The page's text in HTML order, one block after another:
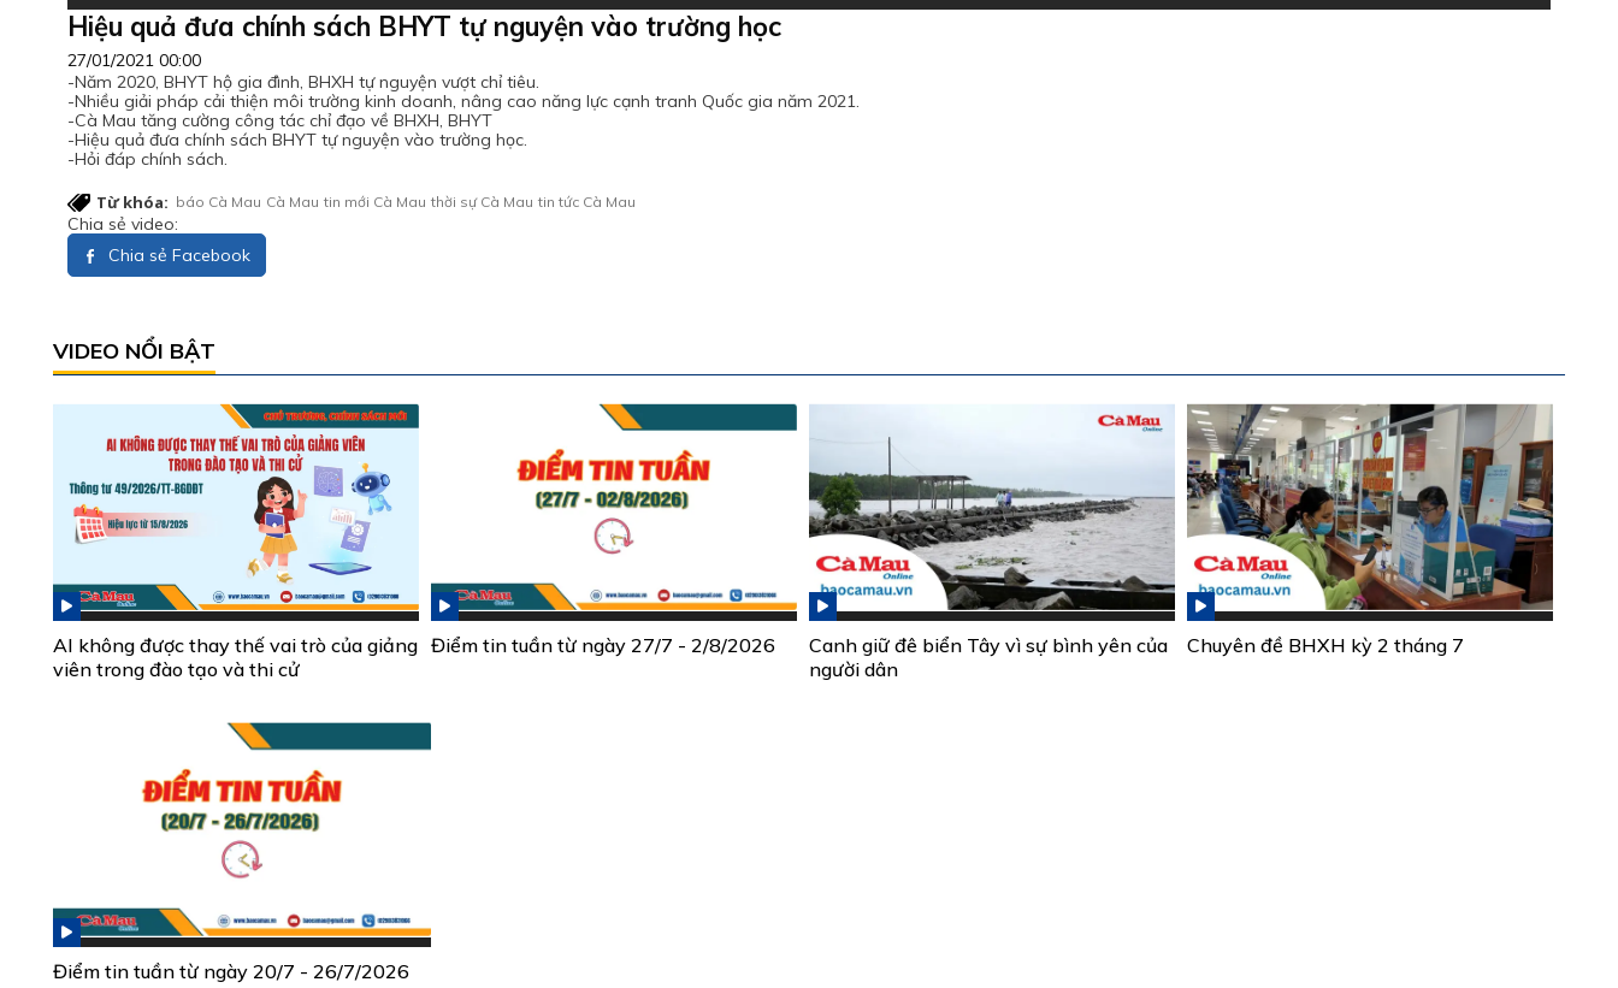
Hiệu quả đưa chính sách BHYT tự nguyện vào trường học
27/01/2021 00:00
-Năm 2020, BHYT hộ gia đình, BHXH tự nguyện vượt chỉ tiêu.
-Nhiều giải pháp cải thiện môi trường kinh doanh, nâng cao năng lực cạnh tranh Quốc gia năm 2021.
-Cà Mau tăng cường công tác chỉ đạo về BHXH, BHYT
-Hiệu quả đưa chính sách BHYT tự nguyện vào trường học.
-Hỏi đáp chính sách.
Từ khóa: báo Cà Mau Cà Mau tin mới Cà Mau thời sự Cà Mau tin tức Cà Mau
Chia sẻ video:
Chia sẻ Facebook
VIDEO NỔI BẬT
AI không được thay thế vai trò của giảng
viên trong đào tạo và thi cử
Điểm tin tuần từ ngày 27/7 - 2/8/2026
Canh giữ đê biển Tây vì sự bình yên của
người dân
Chuyên đề BHXH kỳ 2 tháng 7
Điểm tin tuần từ ngày 20/7 - 26/7/2026